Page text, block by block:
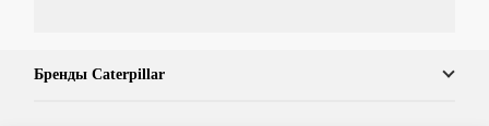
Бренды Caterpillar